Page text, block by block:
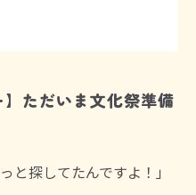
】ただいま文化祭準備
探してたんですよ！」